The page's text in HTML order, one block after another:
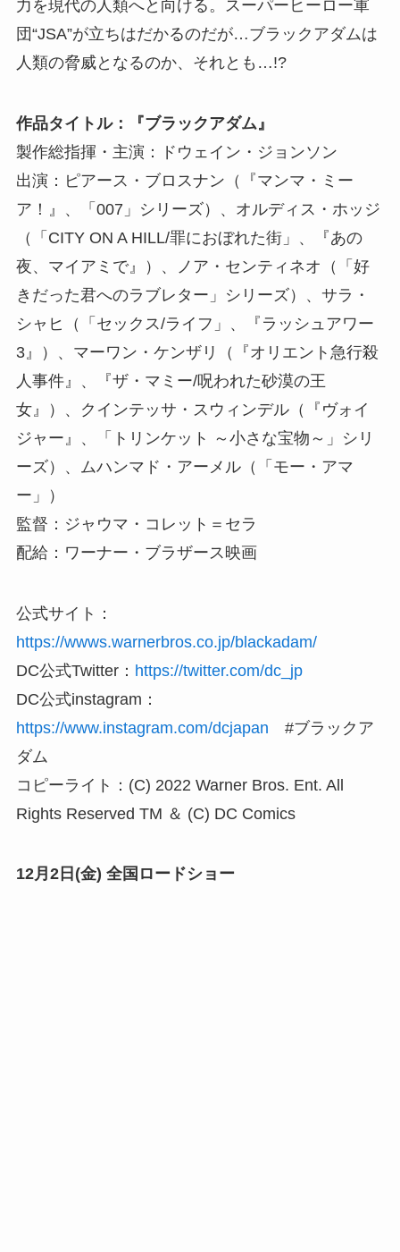
力を現代の人類へと向ける。スーパーヒーロー軍
団“JSA”が立ちはだかるのだが…ブラックアダムは
人類の脅威となるのか、それとも…!?
作品タイトル：『ブラックアダム』
製作総指揮・主演：ドウェイン・ジョンソン
出演：ピアース・ブロスナン（『マンマ・ミー
ア！』、「007」シリーズ）、オルディス・ホッジ
（「CITY ON A HILL/罪におぼれた街」、『あの
夜、マイアミで』）、ノア・センティネオ（「好
きだった君へのラブレター」シリーズ）、サラ・
シャヒ（「セックス/ライフ」、『ラッシュアワー
3』）、マーワン・ケンザリ（『オリエント急行殺
人事件』、『ザ・マミー/呪われた砂漠の王
女』）、クインテッサ・スウィンデル（『ヴォイ
ジャー』、「トリンケット ～小さな宝物～」シリ
ーズ）、ムハンマド・アーメル（「モー・アマ
ー」）
監督：ジャウマ・コレット＝セラ
配給：ワーナー・ブラザース映画
公式サイト：
https://wwws.warnerbros.co.jp/blackadam/
DC公式Twitter： https://twitter.com/dc_jp
DC公式instagram：
https://www.instagram.com/dcjapan #ブラックア
ダム
コピーライト：(C) 2022 Warner Bros. Ent. All
Rights Reserved TM ＆ (C) DC Comics
12月2日(金) 全国ロードショー